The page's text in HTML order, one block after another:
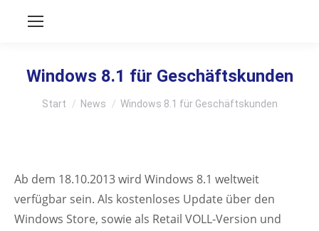
Windows 8.1 für Geschäftskunden
Sie befinden sich hier:
Start News Windows 8.1 für Geschäftskunden
Ab dem 18.10.2013 wird Windows 8.1 weltweit
verfügbar sein. Als kostenloses Update über den
Windows Store, sowie als Retail VOLL-Version und